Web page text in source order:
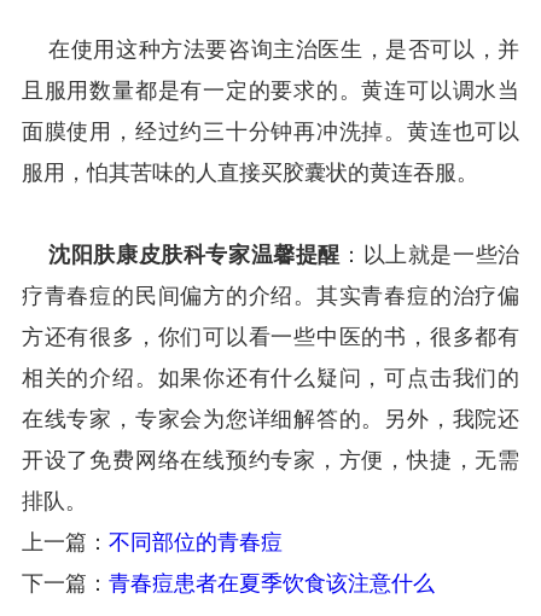
在使用这种方法要咨询主治医生，是否可以，并
且服用数量都是有一定的要求的。黄连可以调水当
面膜使用，经过约三十分钟再冲洗掉。黄连也可以
服用，怕其苦味的人直接买胶囊状的黄连吞服。
沈阳肤康皮肤科专家温馨提醒 ：以上就是一些治
疗青春痘的民间偏方的介绍。其实青春痘的治疗偏
方还有很多，你们可以看一些中医的书，很多都有
相关的介绍。如果你还有什么疑问，可点击我们的
在线专家，专家会为您详细解答的。另外，我院还
开设了免费网络在线预约专家，方便，快捷，无需
排队。
上一篇： 不同部位的青春痘
下一篇： 青春痘患者在夏季饮食该注意什么